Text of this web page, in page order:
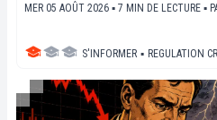
MER 05 AOÛT 2026 ▪ 7 MIN DE LECTURE ▪
S'INFORMER ▪ REGULATION